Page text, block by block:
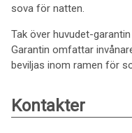
sova för natten.
Tak över huvudet-
Garantin omfattar
beviljas inom ramen för
Kontakter